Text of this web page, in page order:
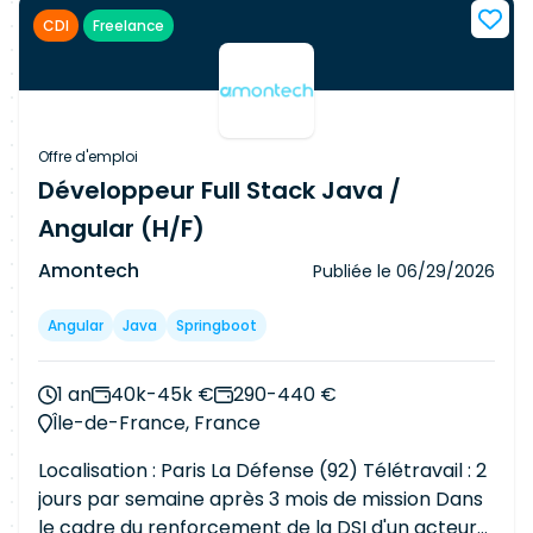
opérationnelles (MCO). Vos missionsDévelopper
et maintenir les tests End-to-End (Playwright)
et le maintien en conditions opérationnelles de
fonctionnelles et techniques. Développer de
nouvelles fonctionnalités de bout en bout
(interfaces, APIs, base de données). Participer à
la conception technique à partir des
spécifications fonctionnelles. Réaliser des revues
des standards de développement. Participer aux
compte des contraintes techniques. Contribuer
à la qualité des livraisons via les pipelines CI/CD
et les outils de contrôle qualité.
CDI Freelance
Offre d'emploi
Développeur Full Stack Java /
Angular (H/F)
Amontech Publiée le 06/29/2026
Angular Java Springboot
1 an 40k-45k €
290-440 €
Île-de-France, France
Localisation : Paris La Défense (92) Télétravail : 2
jours par semaine après 3 mois de mission Dans